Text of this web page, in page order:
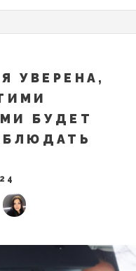
УВЕРЕНА,
БУДЕТ